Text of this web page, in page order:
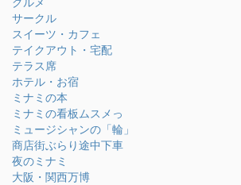
サークル
スイーツ・カフェ
テイクアウト・宅配
テラス席
ホテル・お宿
ミナミの本
ミナミの看板ムスメっ
ミュージシャンの「輪」
商店街ぶらり途中下車
夜のミナミ
大阪・関西万博